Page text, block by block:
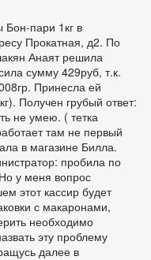
пари 1кг в
Прокатная, д2. По
Анаят решила
сумму 429руб, т.к.
Принесла ей
Получен грубый ответ:
не умею. ( тетка
там не первый
в магазине Билла.
пробила по
у меня вопрос
этот кассир будет
с макаронами,
необходимо
эту проблему
далее в